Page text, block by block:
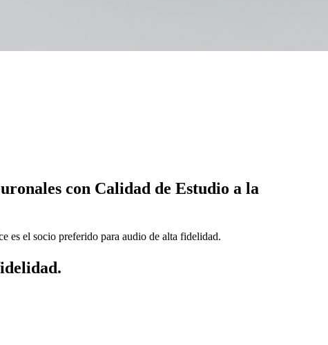
con Calidad de Estudio a la
es el socio preferido para audio de alta fidelidad.